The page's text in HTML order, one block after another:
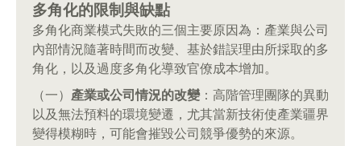
多角化的限制與缺點
多角化商業模式失敗的三個主要原因為：產業與公司
內部情況隨著時間而改變、基於錯誤理由所採取的多
角化，以及過度多角化導致官僚成本增加。
（一） 產業或公司情況的改變：高階管理團隊的異動
以及無法預料的環境變遷，尤其當新技術使產業疆界
變得模糊時，可能會摧毀公司競爭優勢的來源。